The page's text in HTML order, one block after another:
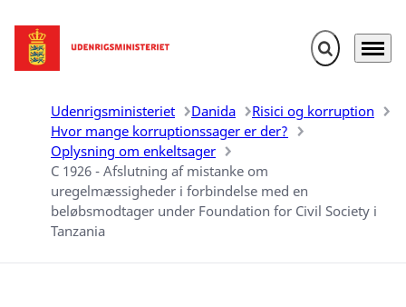
Gå til forsiden Fold søgefelt
Menu
Udenrigsministeriet Danida
Risici og korruption
Hvor mange korruptionssager er der?
Oplysning om enkeltsager
C 1926 - Afslutning af mistanke om
uregelmæssigheder i forbindelse med en
beløbsmodtager under Foundation for Civil Society i
Tanzania